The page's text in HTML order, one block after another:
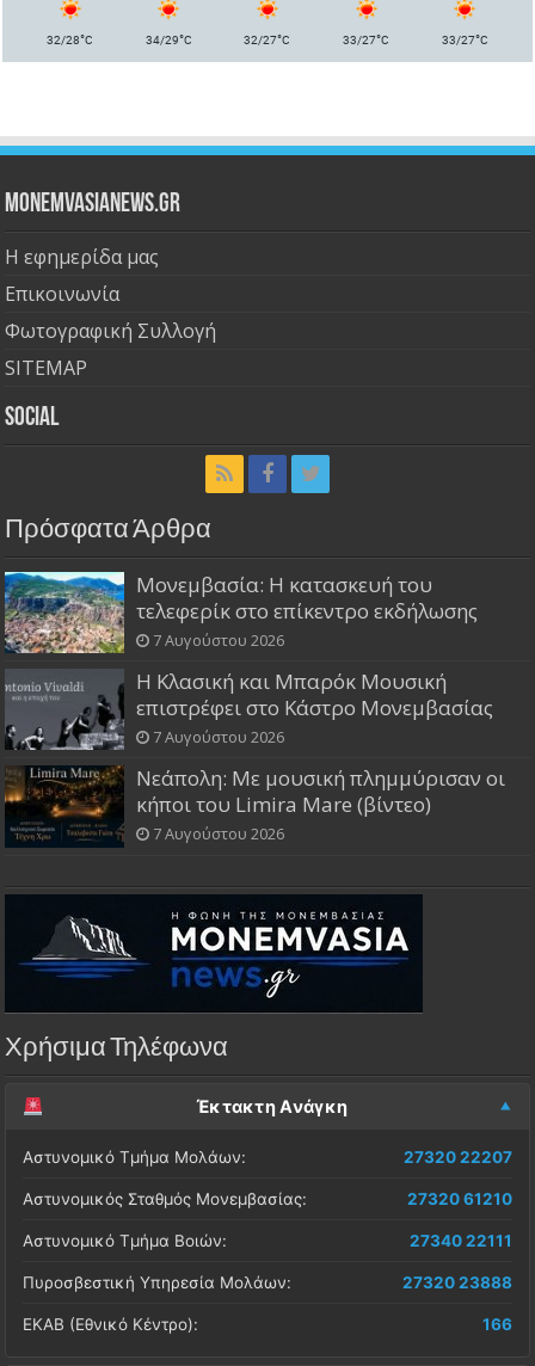
32/28°C 34/29°C 32/27°C 33/27°C 33/27°C
Monemvasianews.gr
Η εφημερίδα μας
Επικοινωνία
Φωτογραφική Συλλογή
SITEMAP
Social
Πρόσφατα Άρθρα
Μονεμβασία: Η κατασκευή του
τελεφερίκ στο επίκεντρο εκδήλωσης
7 Αυγούστου 2026
Η Κλασική και Μπαρόκ Μουσική
επιστρέφει στο Κάστρο Μονεμβασίας
7 Αυγούστου 2026
Νεάπολη: Με μουσική πλημμύρισαν οι
κήποι του Limira Mare (βίντεο)
7 Αυγούστου 2026
Χρήσιμα Τηλέφωνα
Έκτακτη Ανάγκη
Αστυνομικό Τμήμα Μολάων: 27320 22207
Αστυνομικός Σταθμός Μονεμβασίας: 27320 61210
Αστυνομικό Τμήμα Βοιών: 27340 22111
Πυροσβεστική Υπηρεσία Μολάων: 27320 23888
ΕΚΑΒ (Εθνικό Κέντρο): 166